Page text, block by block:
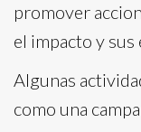
promover
el impacto y sus
Algunas
como una